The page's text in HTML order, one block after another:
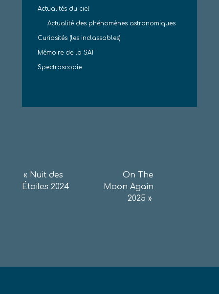
Actualités du ciel
Actualité des phénomènes astronomiques
Curiosités (les inclassables)
Mémoire de la SAT
Spectroscopie
Navigation
« Nuit des
Étoiles 2024
On The
Moon Again
2025 »